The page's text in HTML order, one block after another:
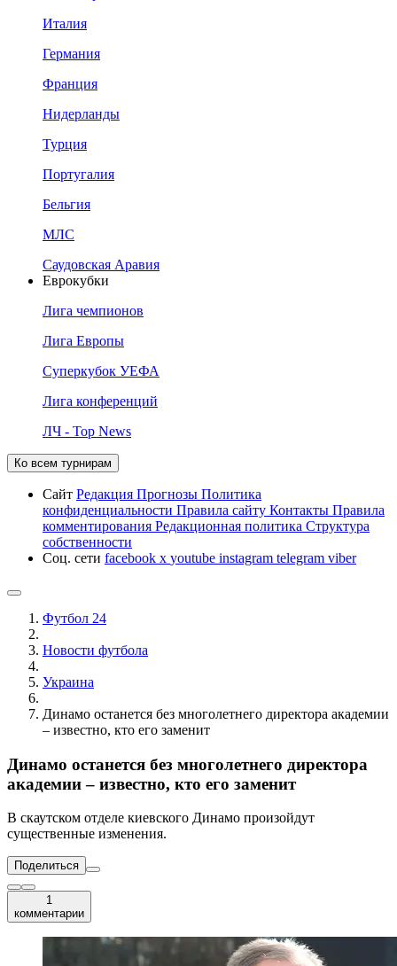
Италия
Германия
Франция
Нидерланды
Турция
Португалия
Бельгия
МЛС
Саудовская Аравия
Еврокубки
Лига чемпионов
Лига Европы
Суперкубок УЕФА
Лига конференций
ЛЧ - Top News
Ко всем турнирам
Сайт Редакция Прогнозы Политика
конфиденциальности Правила сайту Контакты Правила
комментирования Редакционная политика Структура
собственности
Соц. сети facebook x youtube instagram telegram viber
Футбол 24
Новости футбола
Украина
Динамо останется без многолетнего директора академии
– известно, кто его заменит
Динамо останется без многолетнего директора
академии – известно, кто его заменит
В скаутском отделе киевского Динамо произойдут
существенные изменения.
Поделиться
1
комментарии